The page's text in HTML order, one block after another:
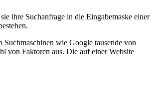
ihre Suchanfrage in die Eingabemaske einer
Suchmaschinen wie Google tausende von
von Faktoren aus. Die auf einer Website